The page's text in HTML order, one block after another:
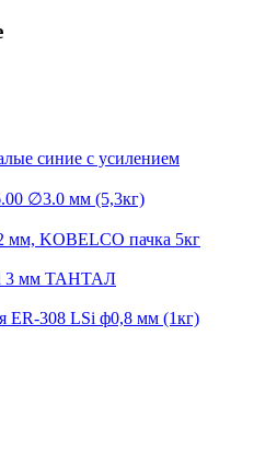
синие с усилением
∅3.0 мм (5,3кг)
KOBELCO пачка 5кг
3 мм ТАНТАЛ
ER-308 LSi ф0,8 мм (1кг)